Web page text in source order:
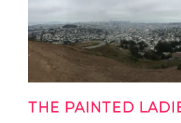
THE PAINTED